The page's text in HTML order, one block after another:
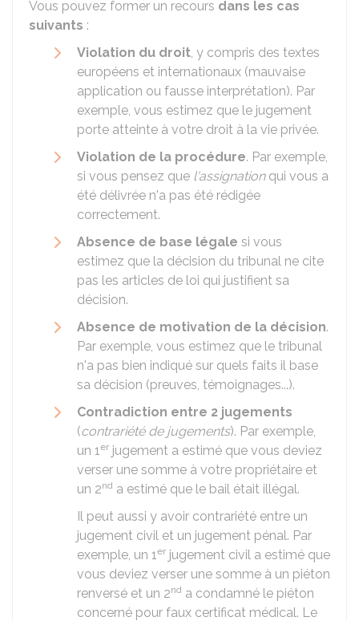
Vous pouvez former un recours dans les cas
suivants :
Violation du droit, y compris des textes
européens et internationaux (mauvaise
application ou fausse interprétation). Par
exemple, vous estimez que le jugement
porte atteinte à votre droit à la vie privée.
Violation de la procédure. Par exemple,
si vous pensez que l'assignationqui vous a
été délivrée n'a pas été rédigée
correctement.
Absence de base légale si vous
estimez que la décision du tribunal ne cite
pas les articles de loi qui justifient sa
décision.
Absence de motivation de la décision.
Par exemple, vous estimez que le tribunal
n'a pas bien indiqué sur quels faits il base
sa décision (preuves, témoignages...).
Contradiction entre 2 jugements
(contrariété de jugements). Par exemple,
un 1er jugement a estimé que vous deviez
verser une somme à votre propriétaire et
un 2nd a estimé que le bail était illégal.
Il peut aussi y avoir contrariété entre un
jugement civil et un jugement pénal. Par
exemple, un 1er jugement civil a estimé que
vous deviez verser une somme à un piéton
renversé et un 2nd a condamné le piéton
concerné pour faux certificat médical. Le